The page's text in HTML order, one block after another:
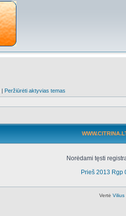
| Peržiūrėti aktyvias temas
Norėdami tęsti
Prieš 2013 Rgp
Vertė Vilius